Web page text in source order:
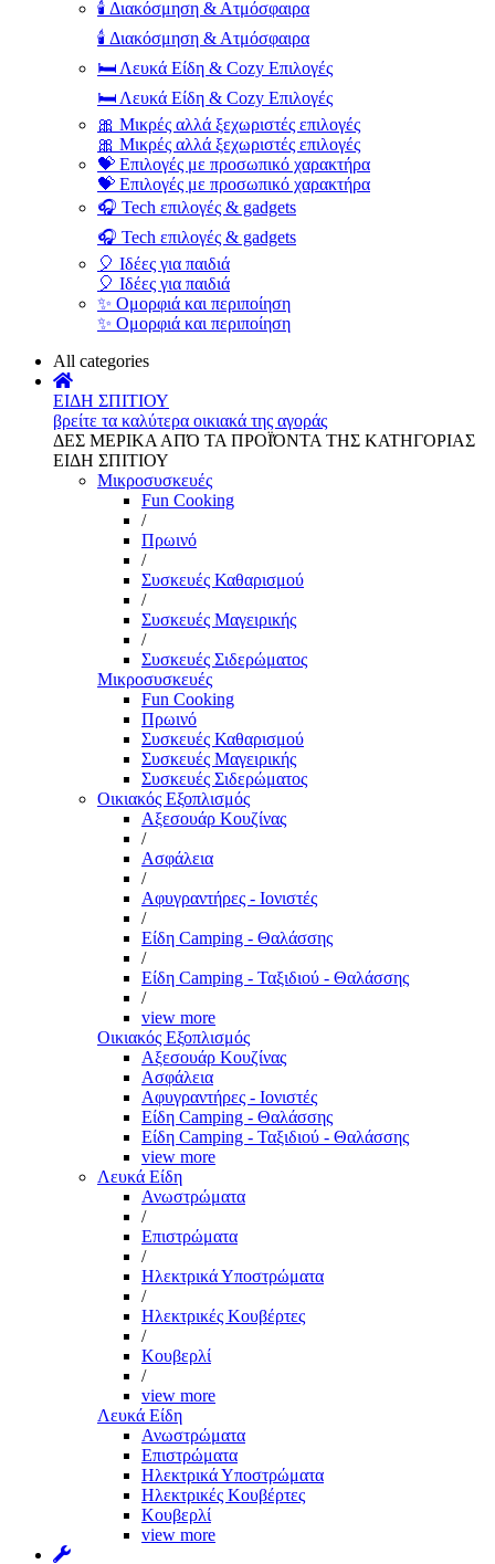
🕯️ Διακόσμηση & Ατμόσφαιρα
🕯️ Διακόσμηση & Ατμόσφαιρα
🛏️ Λευκά Είδη & Cozy Επιλογές
🛏️ Λευκά Είδη & Cozy Επιλογές
🎀 Μικρές αλλά ξεχωριστές επιλογές
🎀 Μικρές αλλά ξεχωριστές επιλογές
💝 Επιλογές με προσωπικό χαρακτήρα
💝 Επιλογές με προσωπικό χαρακτήρα
🎧 Tech επιλογές & gadgets
🎧 Tech επιλογές & gadgets
🎈 Ιδέες για παιδιά
🎈 Ιδέες για παιδιά
✨ Ομορφιά και περιποίηση
✨ Ομορφιά και περιποίηση
All categories
ΕΙΔΗ ΣΠΙΤΙΟΥ
βρείτε τα καλύτερα οικιακά της αγοράς
ΔΕΣ ΜΕΡΙΚΑ ΑΠΌ ΤΑ ΠΡΟΪΌΝΤΑ ΤΗΣ ΚΑΤΗΓΟΡΙΑΣ
ΕΙΔΗ ΣΠΙΤΙΟΥ
Μικροσυσκευές
Fun Cooking
/
Πρωινό
/
Συσκευές Καθαρισμού
/
Συσκευές Μαγειρικής
/
Συσκευές Σιδερώματος
Μικροσυσκευές
Fun Cooking
Πρωινό
Συσκευές Καθαρισμού
Συσκευές Μαγειρικής
Συσκευές Σιδερώματος
Οικιακός Εξοπλισμός
Αξεσουάρ Κουζίνας
/
Ασφάλεια
/
Αφυγραντήρες - Ιονιστές
/
Είδη Camping - Θαλάσσης
/
Είδη Camping - Ταξιδιού - Θαλάσσης
/
view more
Οικιακός Εξοπλισμός
Αξεσουάρ Κουζίνας
Ασφάλεια
Αφυγραντήρες - Ιονιστές
Είδη Camping - Θαλάσσης
Είδη Camping - Ταξιδιού - Θαλάσσης
view more
Λευκά Είδη
Ανωστρώματα
/
Επιστρώματα
/
Ηλεκτρικά Υποστρώματα
/
Ηλεκτρικές Κουβέρτες
/
Κουβερλί
/
view more
Λευκά Είδη
Ανωστρώματα
Επιστρώματα
Ηλεκτρικά Υποστρώματα
Ηλεκτρικές Κουβέρτες
Κουβερλί
view more